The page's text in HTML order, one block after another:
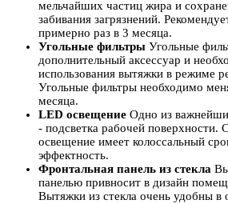
мельчайших частиц жира и
забивания загрязнений.
примерно раз в 3 месяца.
Угольные фильтры Угольные
дополнительный аксессуар и
использования вытяжки в режиме
Угольные фильтры необходимо
месяца.
LED освещение Одно из
- подсветка рабочей поверхности.
освещение имеет колоссальный
эффектность.
Фронтальная панель из стекла
панелью привносит в дизайн
Вытяжки из стекла очень удобны в